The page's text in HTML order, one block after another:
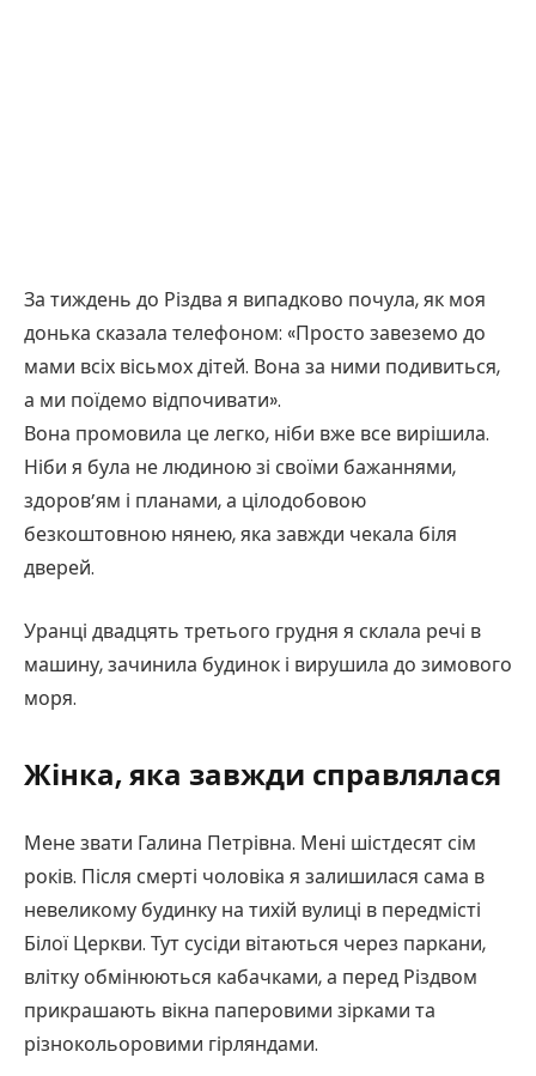
За тиждень до Різдва я випадково почула, як моя
донька сказала телефоном: «Просто завеземо до
мами всіх вісьмох дітей. Вона за ними подивиться,
а ми поїдемо відпочивати».
Вона промовила це легко, ніби вже все вирішила.
Ніби я була не людиною зі своїми бажаннями,
здоров’ям і планами, а цілодобовою
безкоштовною нянею, яка завжди чекала біля
дверей.
Уранці двадцять третього грудня я склала речі в
машину, зачинила будинок і вирушила до зимового
моря.
Жінка, яка завжди справлялася
Мене звати Галина Петрівна. Мені шістдесят сім
років. Після смерті чоловіка я залишилася сама в
невеликому будинку на тихій вулиці в передмісті
Білої Церкви. Тут сусіди вітаються через паркани,
влітку обмінюються кабачками, а перед Різдвом
прикрашають вікна паперовими зірками та
різнокольоровими гірляндами.